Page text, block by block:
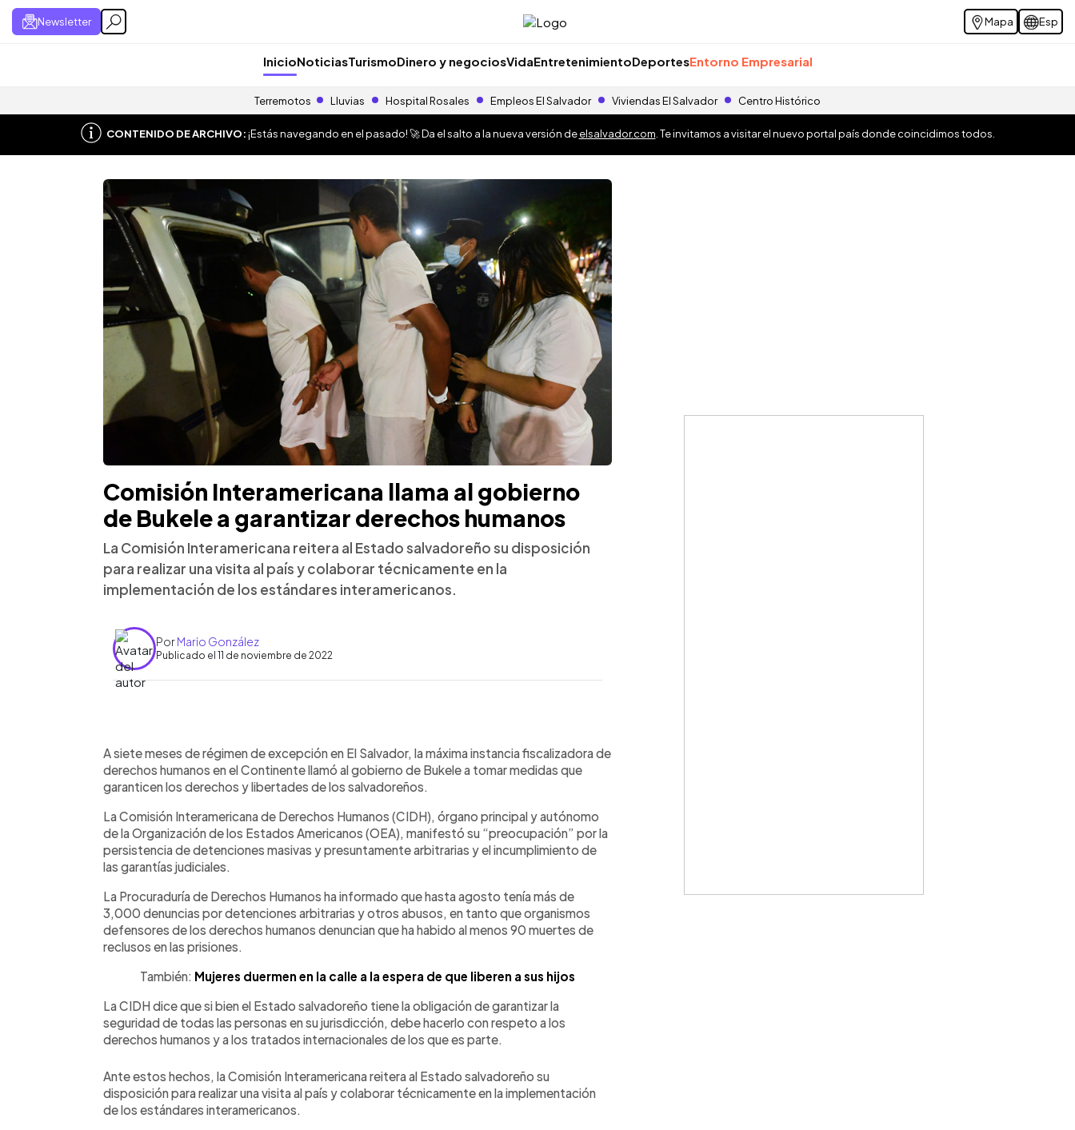
Newsletter Mapa Esp
InicioNoticiasTurismoDinero y negociosVidaEntretenimientoDeportesEntorno Empresarial
Terremotos Lluvias Hospital Rosales Empleos El Salvador Viviendas El Salvador Centro Histórico
CONTENIDO DE ARCHIVO:¡Estás navegando en el pasado! 🚀 Da el salto a la nueva versión deelsalvador.com . Te invitamos a visitar el nuevo portal país donde coincidimos todos.
Comisión Interamericana llama al gobierno
de Bukele a garantizar derechos humanos
La Comisión Interamericana reitera al Estado salvadoreño su disposición
para realizar una visita al país y colaborar técnicamente en la
implementación de los estándares interamericanos.
PorMario González
Publicado el 11 de noviembre de 2022
Escuchar artículo
A siete meses de régimen de excepción en El Salvador, la máxima instancia fiscalizadora de
derechos humanos en el Continente llamó al gobierno de Bukele a tomar medidas que
garanticen los derechos y libertades de los salvadoreños.
La Comisión Interamericana de Derechos Humanos (CIDH), órgano principal y autónomo
de la Organización de los Estados Americanos (OEA), manifestó su “preocupación” por la
persistencia de detenciones masivas y presuntamente arbitrarias y el incumplimiento de
las garantías judiciales.
La Procuraduría de Derechos Humanos ha informado que hasta agosto tenía más de
3,000 denuncias por detenciones arbitrarias y otros abusos, en tanto que organismos
defensores de los derechos humanos denuncian que ha habido al menos 90 muertes de
reclusos en las prisiones.
También: Mujeres duermen en la calle a la espera de que liberen a sus hijos
La CIDH dice que si bien el Estado salvadoreño tiene la obligación de garantizar la
seguridad de todas las personas en su jurisdicción, debe hacerlo con respeto a los
derechos humanos y a los tratados internacionales de los que es parte.
Ante estos hechos, la Comisión Interamericana reitera al Estado salvadoreño su
disposición para realizar una visita al país y colaborar técnicamente en la implementación
de los estándares interamericanos.